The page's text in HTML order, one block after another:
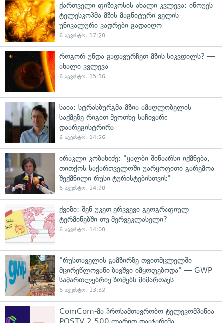
ქართველი ფიზიკოსის ახალი კვლევა: ინოუეს
ტელესკოპმა მზის მაგნიტური ველის
უნიკალური კადრები გადაიღო
6 აგვისტო, 17:20
როგორ უნდა გადავურჩეთ მზის სიკვდილს? —
ახალი კვლევა
6 აგვისტო, 15:36
საია: სტრასბურგმა მზია ამაღლობელის
საქმეზე რიგით მეოთხე საჩივარი
დაარეგისტრირა
6 აგვისტო, 14:26
ირაკლი კობახიძე: "ყალბი შინაარსი იქმნება,
თითქოს საქართველოში უარყოფითი გარემოა
შექმნილი რუსი ტურისტებისთვის"
6 აგვისტო, 14:20
ქვიზი: შენ უკეთ ერკვევი გეოგრაფიულ
ტერმინებში თუ მერვეკლასელი?
6 აგვისტო, 14:00
"რუსთაველის გამზირზე თვითმცლელში
მცირეწლოვანი ბავშვი იმყოფებოდა" — GWP
სამართლებრივ ზომებს მიმართავს
6 აგვისტო, 13:32
ComCom-მა პროსამთავრობო ტელეკომპანია
POSTV 2 500 ლარით დააჯარიმა